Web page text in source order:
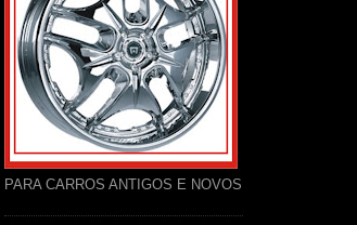
PARA CARROS ANTIGOS E NOVOS